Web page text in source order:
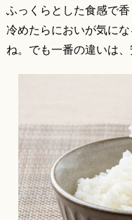
ふっくらとした食感で
冷めたらにおいが気に
ね。でも一番の違いは、